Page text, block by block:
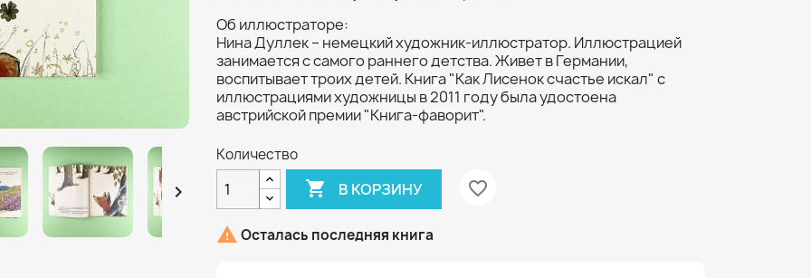

Об иллюстраторе:
Нина Дуллек – немецкий художник-иллюстратор. Иллюстрацией
занимается с самого раннего детства. Живет в Германии,
воспитывает троих детей. Книга "Как Лисенок счастье искал" с
иллюстрациями художницы в 2011 году была удостоена
австрийской премии "Книга-фаворит".
Количество
 В КОРЗИНУ favorite_border
 Осталась последняя книга